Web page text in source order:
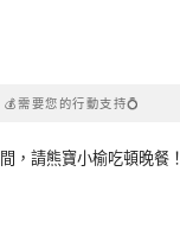
💰需要您的行動支持💍
，請熊寶小榆吃頓晚餐！